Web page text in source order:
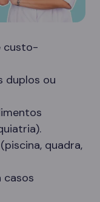
custo-
duplos ou
quadra,
casos